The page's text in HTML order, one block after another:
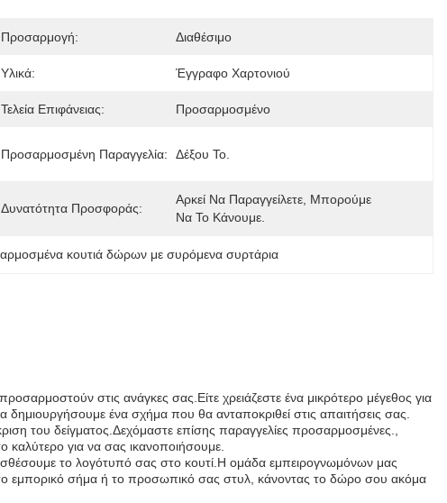
Προσαρμογή: Διαθέσιμο
Υλικά: Έγγραφο Χαρτονιού
Τελεία Επιφάνειας: Προσαρμοσμένο
Προσαρμοσμένη Παραγγελία: Δέξου Το.
Δυνατότητα Προσφοράς:
Αρκεί Να Παραγγείλετε, Μπορούμε
Να Το Κάνουμε.
κουτιά δώρων με συρόμενα συρτάρια
στις ανάγκες σας.Είτε χρειάζεστε ένα μικρότερο μέγεθος για
ένα σχήμα που θα ανταποκριθεί στις απαιτήσεις σας.
του δείγματος.Δεχόμαστε επίσης παραγγελίες προσαρμοσμένες.,
καλύτερο για να σας ικανοποιήσουμε.
το λογότυπό σας στο κουτί.Η ομάδα εμπειρογνωμόνων μας
το εμπορικό σήμα ή το προσωπικό σας στυλ, κάνοντας το δώρο σου ακόμα